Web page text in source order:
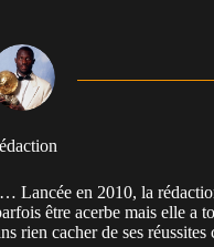
Lancée en 2010, la
être acerbe mais elle a
cacher de ses réussites